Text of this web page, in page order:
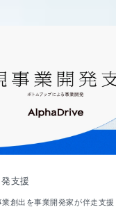
支援
創出を事業開発家が伴走支援